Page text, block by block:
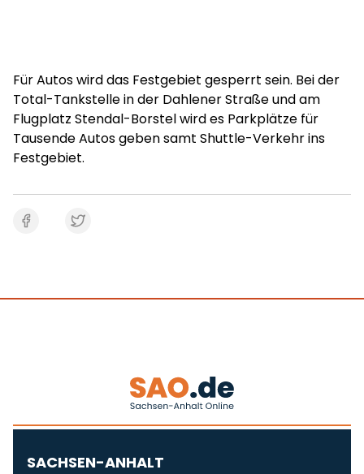
Für Autos wird das Festgebiet gesperrt sein. Bei der
Total-Tankstelle in der Dahlener Straße und am
Flugplatz Stendal-Borstel wird es Parkplätze für
Tausende Autos geben samt Shuttle-Verkehr ins
Festgebiet.
SACHSEN-ANHALT